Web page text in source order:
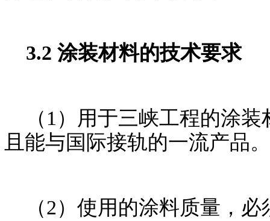
3.2 涂装材料的技术要求
（1）用于三峡工程的涂装
且能与国际接轨的一流产品。
（2）使用的涂料质量，必